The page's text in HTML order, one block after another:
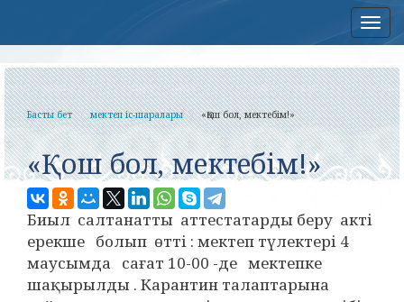
Басты бет мектеп іс-шаралары «Қош бол, мектебім!»
«Қош бол, мектебім!»
Биыл салтанатты аттестатарды беру акті
ерекше болып өтті : мектеп түлектері 4
маусымда сағат 10-00 -де мектепке
шақырылды . Карантин талаптарына